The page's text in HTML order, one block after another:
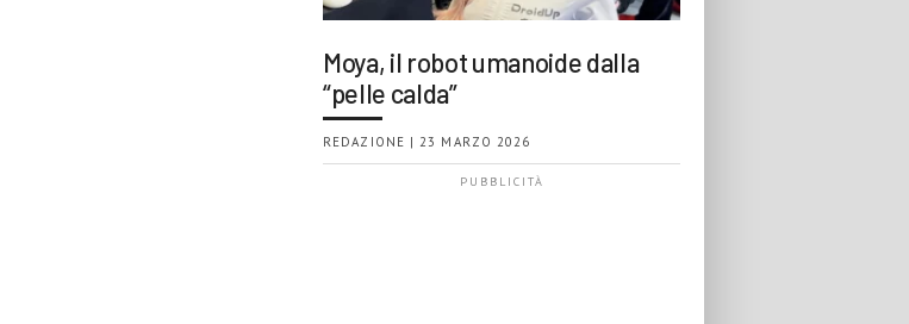
Moya, il robot umanoide dalla
“pelle calda”
REDAZIONE | 23 MARZO 2026